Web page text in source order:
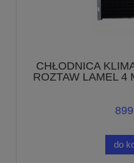
CHŁODNICA
ROZTAW LAMEL 4
do